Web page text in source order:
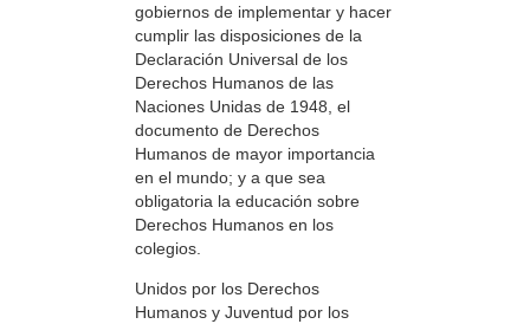
gobiernos de implementar y hacer
cumplir las disposiciones de la
Declaración Universal de los
Derechos Humanos de las
Naciones Unidas de 1948, el
documento de Derechos
Humanos de mayor importancia
en el mundo; y a que sea
obligatoria la educación sobre
Derechos Humanos en los
colegios.
Unidos por los Derechos
Humanos y Juventud por los